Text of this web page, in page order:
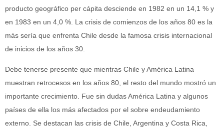
producto geográfico per cápita desciende en 1982 en un 14,1 % y
en 1983 en un 4,0 %. La crisis de comienzos de los años 80 es la
más sería que enfrenta Chile desde la famosa crisis internacional
de inicios de los años 30.
Debe tenerse presente que mientras Chile y América Latina
muestran retrocesos en los años 80, el resto del mundo mostró un
importante crecimiento. Fue sin dudas América Latina y algunos
países de ella los más afectados por el sobre endeudamiento
externo. Se destacan las crisis de Chile, Argentina y Costa Rica,